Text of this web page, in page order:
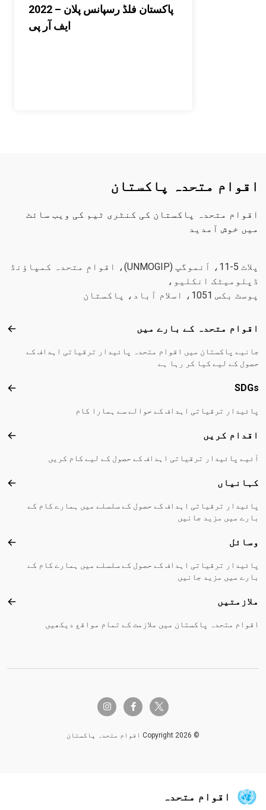
2022 پاکستان فلڈ رسپانس پلان –
ایف آر پی
اقوام متحدہ پاکستان
اقوام متحدہ پاکستان کی کنٹری ٹیم کی ویب سائٹ
میں خوش آمدید
پلاٹ 5-11، اَنموگپ (UNMOGIP)، اقوامِ متحدہ کمپاؤنڈ
ڈپلومیٹک انکلیو،
پوسٹ بکس 1051، اسلام آباد، پاکستان
Footer menu
اقوام متحدہ کے بارے میں
جانیے پاکستان میں اقوام متحدہ پائیدار ترقیاتی اہداف کے
حصول کے لیے کیا کر رہا ہے
SDGs
پائیدار ترقیاتی اہداف کے حوالے سے ہمارا کام
اقدام کریں
آئیے پائیدار ترقیاتی اہداف کے حصول کے لیے کام کریں
کہانیاں
پائیدار ترقیاتی اہداف کے حصول کے سلسلے میں ہمارے کام کے
بارے میں مزید جانیں
وسائل
پائیدار ترقیاتی اہداف کے حصول کے سلسلے میں ہمارے کام کے
بارے میں مزید جانیں
ملازمتیں
اقوام متحدہ پاکستان میں ملازمت کے تمام مواقع دیکھیں
twitter-x
facebook-f
instagram
© Copyright 2026 اقوام متحدہ پاکستان
اقوام متحدہ